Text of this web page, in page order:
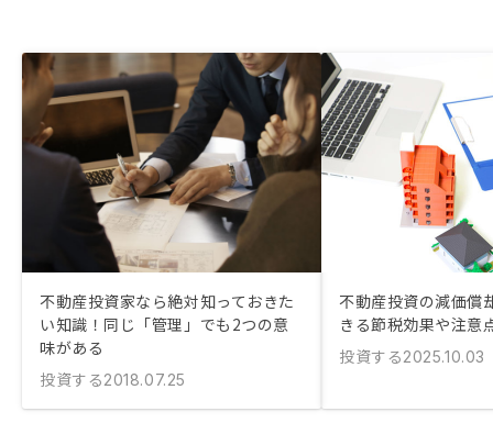
不動産投資家なら絶対知っておきた
い知識！同じ「管理」でも2つの意
味がある
投資する2018.07.25
不動産投資の減価償
きる節税効果や注意
投資する2025.10.03